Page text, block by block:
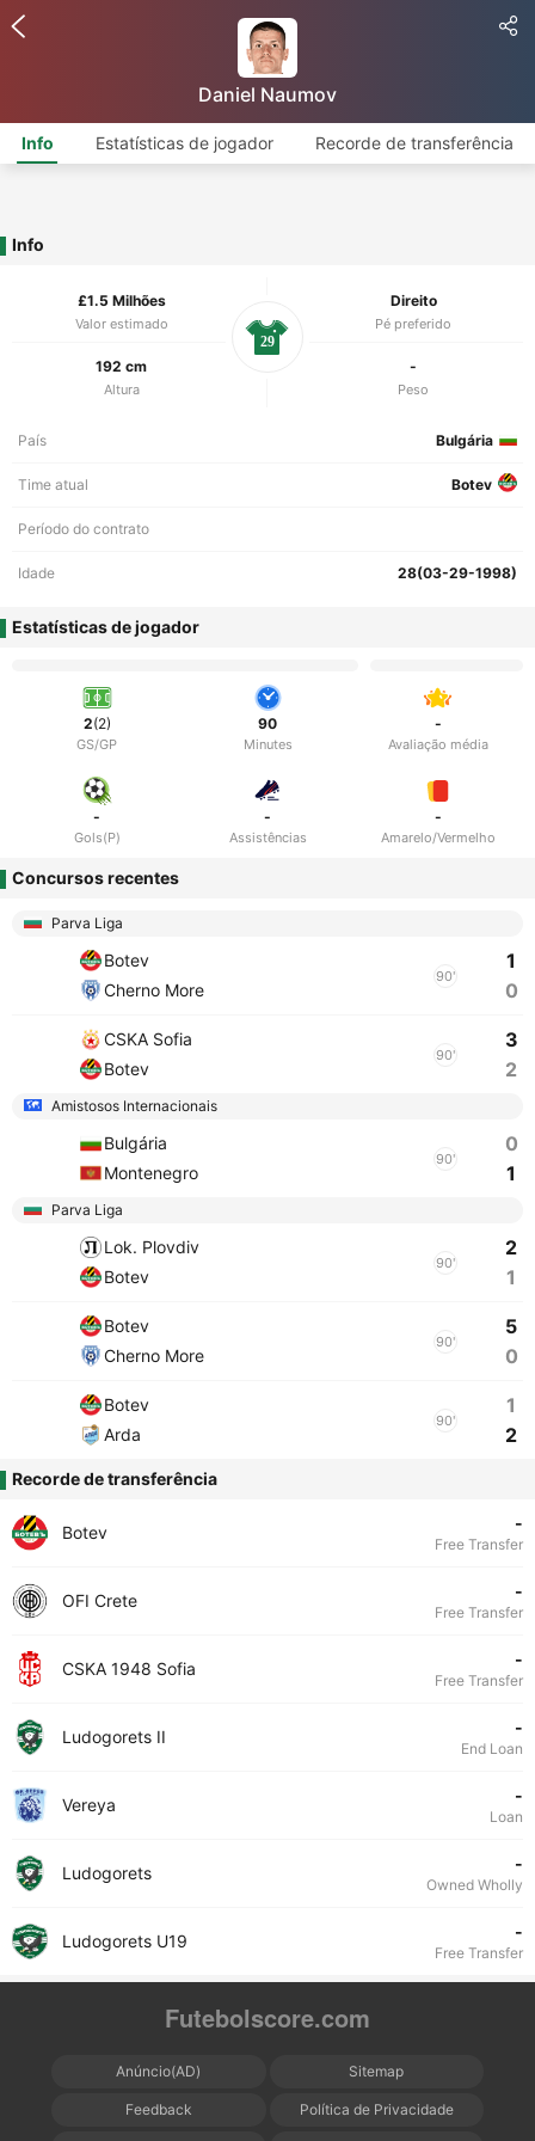
Daniel Naumov
Info Estatísticas de jogador Recorde de transferência
Info
£1.5 Milhões
Valor estimado
Direito
Pé preferido
192 cm
Altura
-
Peso
29
País Bulgária
Time atual Botev
Período do contrato
Idade 28(03-29-1998)
Estatísticas de jogador
2(2)
GS/GP
90
Minutes
-
Avaliação média
-
Gols(P)
-
Assistências
-
Amarelo/Vermelho
Concursos recentes
Parva Liga
Botev
Cherno More
90'
1
0
CSKA Sofia
Botev
90'
3
2
Amistosos Internacionais
Bulgária
Montenegro
90'
0
1
Parva Liga
Lok. Plovdiv
Botev
90'
2
1
Botev
Cherno More
90'
5
0
Botev
Arda
90'
1
2
Recorde de transferência
Botev -
Free Transfer
OFI Crete -
Free Transfer
CSKA 1948 Sofia -
Free Transfer
Ludogorets II -
End Loan
Vereya -
Loan
Ludogorets -
Owned Wholly
Ludogorets U19 -
Free Transfer
Futebolscore.com
Anúncio(AD) Sitemap
Feedback Política de Privacidade